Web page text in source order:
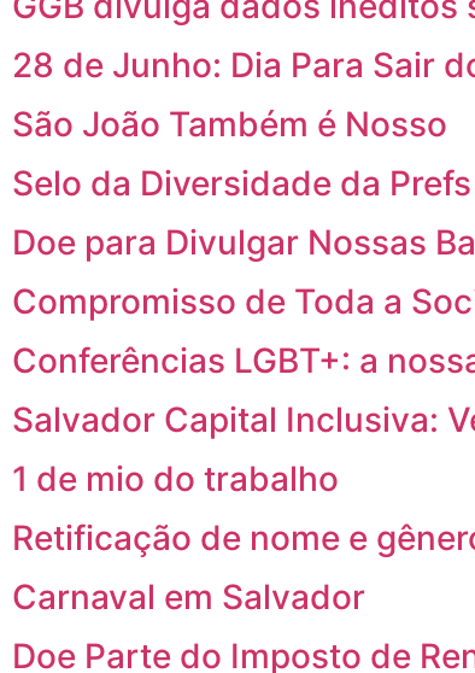
28 de Junho: Dia Para Sair
São João Também é Nosso
Selo da Diversidade da
Doe para Divulgar Nossas
Compromisso de Toda a
Conferências LGBT+: a
Salvador Capital Inclusiva:
1 de mio do trabalho
Retificação de nome e
Carnaval em Salvador
Doe Parte do Imposto de